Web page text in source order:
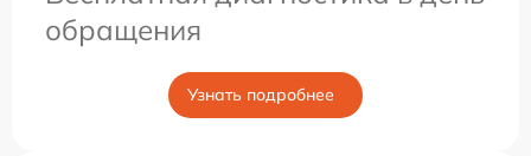
обращения
Узнать подробнее